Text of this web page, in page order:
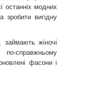
останніх модних
вигідну
займають жіночі
справжньому
фасони і